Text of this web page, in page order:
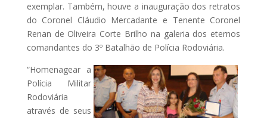
exemplar. Também, houve a inauguração dos retratos
do Coronel Cláudio Mercadante e Tenente Coronel
Renan de Oliveira Corte Brilho na galeria dos eternos
comandantes do 3º Batalhão de Polícia Rodoviária.
“Homenagear a
Polícia Militar
Rodoviária
através de seus